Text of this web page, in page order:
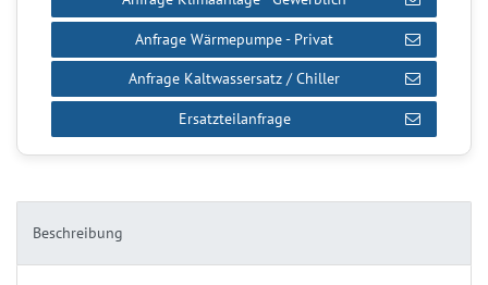
Beschreibung
Anfrage Wärmepumpe - Privat
Anfrage Kaltwassersatz / Chiller
Ersatzteilanfrage